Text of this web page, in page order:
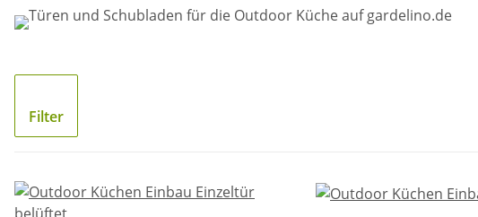
Filter